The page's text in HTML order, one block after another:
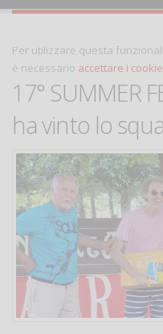
Per utilizzare questa
è necessario accettare i cookie
17° SUMMER
ha vinto lo